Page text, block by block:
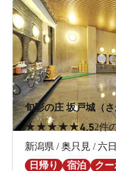
旬彩の庄 坂戸城（
★★★★★4.52件
新潟県 / 奥只見 / 六
日帰り
宿泊 クー